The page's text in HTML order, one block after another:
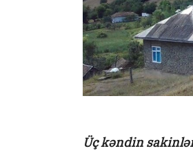
Üç kəndin